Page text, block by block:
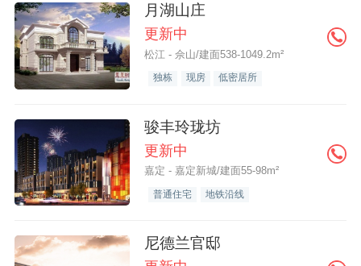
月湖山庄
更新中
松江 - 佘山/建面538-1049.2m²
独栋 现房 低密居所
骏丰玲珑坊
更新中
嘉定 - 嘉定新城/建面55-98m²
普通住宅 地铁沿线
尼德兰官邸